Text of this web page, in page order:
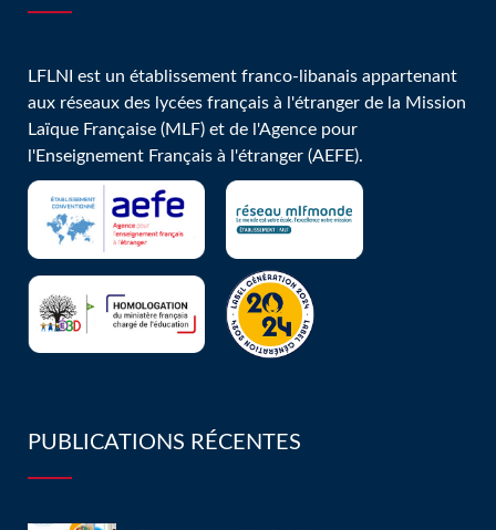
LFLNI est un établissement franco-libanais appartenant
aux réseaux des lycées français à l'étranger de la Mission
Laïque Française (MLF) et de l'Agence pour
l'Enseignement Français à l'étranger (AEFE).
PUBLICATIONS RÉCENTES